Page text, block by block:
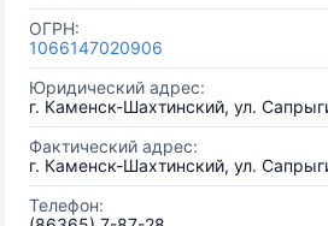
ОГРН:
1066147020906
Юридический адрес:
г. Каменск-Шахтинский, ул.
Фактический адрес:
г. Каменск-Шахтинский, ул.
Телефон: